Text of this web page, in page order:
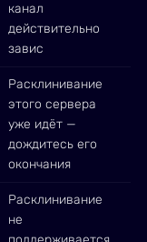
канал
действительно
завис
Расклинивание
этого сервера
уже идёт —
дождитесь его
окончания
Расклинивание
не